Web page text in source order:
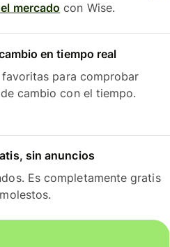
mercado con Wise.
en tiempo real
para comprobar
cambio con el tiempo.
sin anuncios
Es completamente gratis